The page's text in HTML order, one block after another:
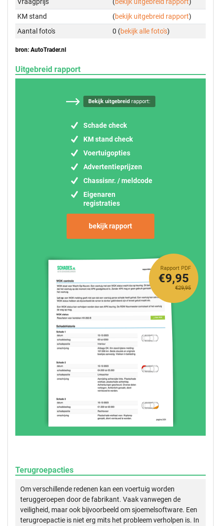
KM stand
(bekijk uitgebreid rapport)
Aantal foto's
0 (bekijk alle foto's)
bron: AutoTrader.nl
Uitgebreid rapport
Bekijk uitgebreidrapport:
Schade check
KM stand check
Voertuigopties
Advertentieprijzen
Chassisnr. / meldcode
Eigenaren
registraties
bekijk rapport
Rapport PDF
€29,95
€9,95
Terugroepacties
Om verschillende redenen kan een voertuig worden
teruggeroepen door de fabrikant. Vaak vanwegen de
veiligheid, maar ook bijvoorbeeld om sjoemelsoftware. Een
terugroepactie is niet erg mits het probleem verholpen is. In